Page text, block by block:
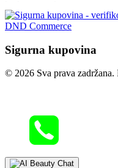
Sigurna kupovina
© 2026 Sva prava zadržana.